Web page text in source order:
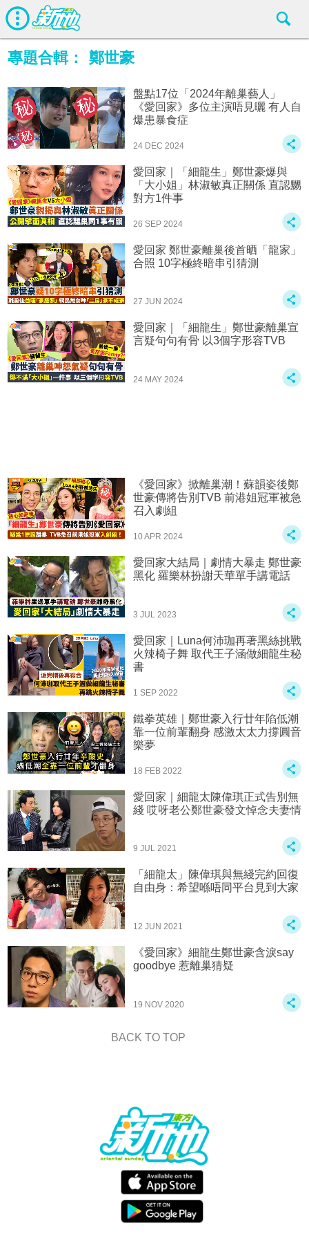
專題合輯： 鄭世豪
盤點17位「2024年離巢藝人」
《愛回家》多位主演唔見曬 有人自
爆患暴食症
24 DEC 2024
愛回家｜「細龍生」鄭世豪爆與
「大小姐」林淑敏真正關係 直認嬲
對方1件事
26 SEP 2024
愛回家 鄭世豪離巢後首晒「龍家」
合照 10字極終暗串引猜測
27 JUN 2024
愛回家｜「細龍生」鄭世豪離巢宣
言疑句句有骨 以3個字形容TVB
24 MAY 2024
《愛回家》掀離巢潮！蘇韻姿後鄭
世豪傳將告別TVB 前港姐冠軍被急
召入劇組
10 APR 2024
愛回家大結局｜劇情大暴走 鄭世豪
黑化 羅樂林扮謝天華單手講電話
3 JUL 2023
愛回家｜Luna何沛珈再著黑絲挑戰
火辣椅子舞 取代王子涵做細龍生秘
書
1 SEP 2022
鐵拳英雄｜鄭世豪入行廿年陷低潮
靠一位前輩翻身 感激太太力撐圓音
樂夢
18 FEB 2022
愛回家｜細龍太陳偉琪正式告別無
綫 哎呀老公鄭世豪發文悼念夫妻情
9 JUL 2021
「細龍太」陳偉琪與無綫完約回復
自由身：希望喺唔同平台見到大家
12 JUN 2021
《愛回家》細龍生鄭世豪含淚say
goodbye 惹離巢猜疑
19 NOV 2020
BACK TO TOP